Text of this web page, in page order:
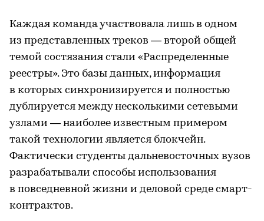
Каждая команда участвовала лишь в одном
из представленных треков — второй общей
темой состязания стали «Распределенные
реестры». Это базы данных, информация
в которых синхронизируется и полностью
дублируется между несколькими сетевыми
узлами — наиболее известным примером
такой технологии является блокчейн.
Фактически студенты дальневосточных вузов
разрабатывали способы использования
в повседневной жизни и деловой среде смарт-
контрактов.